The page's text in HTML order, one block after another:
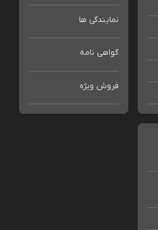
نمایندگی ها
گواهی نامه
فروش ویژه